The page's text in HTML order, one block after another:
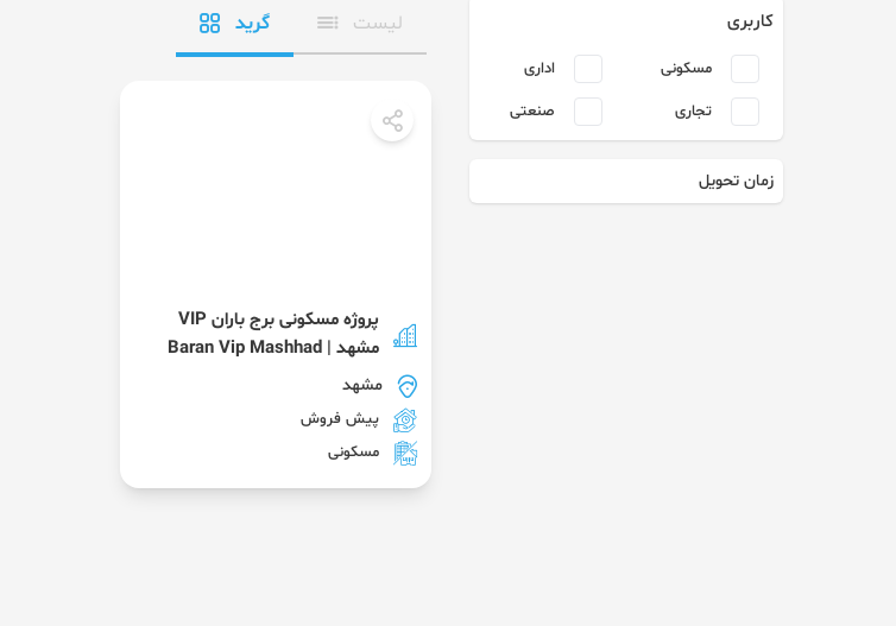
کاربری
مسکونی
اداری
تجاری
صنعتی
زمان تحویل
درخواست ثبت پروژه
لیست گرید
پروژه مسکونی برج باران VIP
مشهد | Baran Vip Mashhad
مشهد
پیش فروش
مسکونی